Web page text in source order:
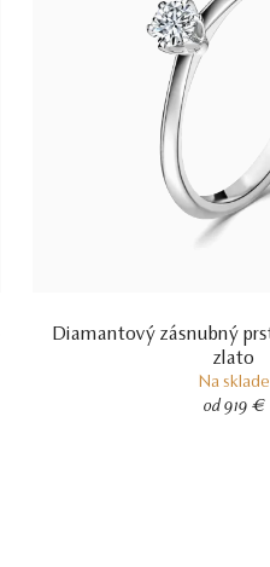
Diamantový zásnubný
zlato
Na sklade
od 919 €